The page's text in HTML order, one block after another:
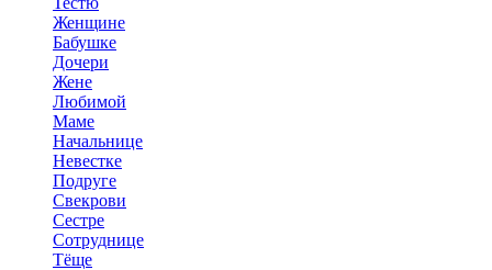
Женщине
Бабушке
Дочери
Жене
Любимой
Маме
Начальнице
Невестке
Подруге
Свекрови
Сестре
Сотруднице
Тёще